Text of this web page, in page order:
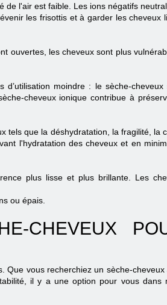
de l'air est faible. Les ions négatifs
les frisottis et à garder les cheveux
ouvertes, les cheveux sont plus
moindre : le sèche-cheveux
cheveux ionique contribue à
tels que la déshydratation, la fragilité, la
l'hydratation des cheveux et en
plus lisse et plus brillante. Les
ou épais.
CHEVEUX
Que vous recherchiez un sèche-cheveux
il y a une option pour vous dans